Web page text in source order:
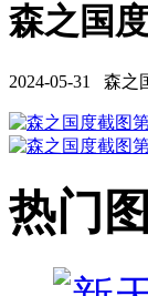
森之国
2024-05-31 森之
热门